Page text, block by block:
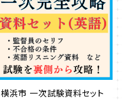
横浜市 一次試験資料セット